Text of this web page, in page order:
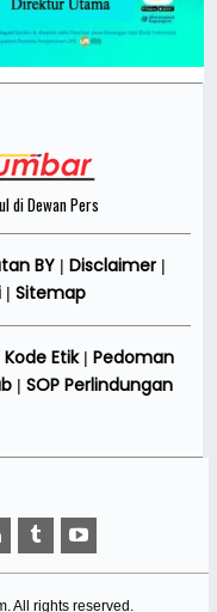
di Dewan Pers
BY| Disclaimer|
Sitemap
Kode Etik| Pedoman
| SOP Perlindungan
. All rights reserved.